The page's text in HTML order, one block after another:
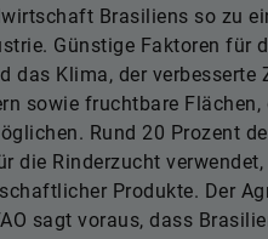
Brasiliens so zu
Günstige Faktoren für
das Klima, der verbesserte
sowie fruchtbare Flächen,
Rund 20 Prozent
die Rinderzucht
Produkte. Der
sagt voraus, dass